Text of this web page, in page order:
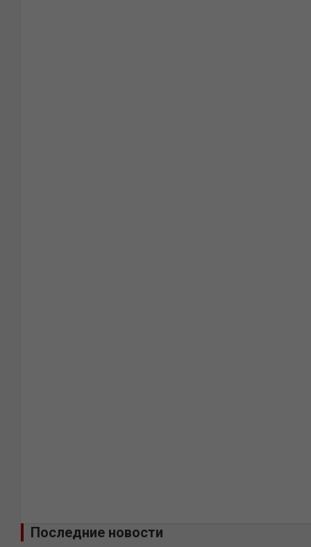
Последние новости